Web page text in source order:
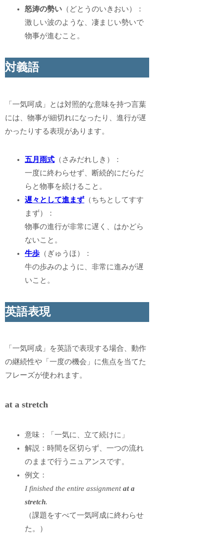
怒涛の勢い （どとうのいきおい）：
激しい波のような、凄まじい勢いで
物事が進むこと。
対義語
「一気呵成」とは対照的な意味を持つ言葉
には、物事が細切れになったり、進行が遅
かったりする表現があります。
五月雨式 （さみだれしき）：
一度に終わらせず、断続的にだらだ
らと物事を続けること。
遅々として進まず （ちちとしてすす
まず）：
物事の進行が非常に遅く、はかどら
ないこと。
牛歩 （ぎゅうほ）：
牛の歩みのように、非常に進みが遅
いこと。
英語表現
「一気呵成」を英語で表現する場合、動作
の継続性や「一度の機会」に焦点を当てた
フレーズが使われます。
at a stretch
意味：「一気に、立て続けに」
解説：時間を区切らず、一つの流れ
のままで行うニュアンスです。
例文：
I finished the entire assignmentat a
stretch.
（課題をすべて一気呵成に終わらせ
た。）